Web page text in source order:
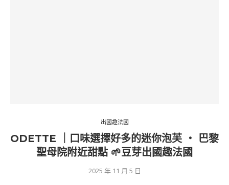
出國趣法國
ODETTE ｜口味選擇好多的迷你泡芙 ‧ 巴黎
聖母院附近甜點 🌱豆芽出國趣法國
2025 年 11 月 5 日